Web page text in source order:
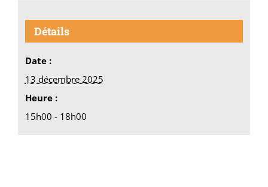
Détails
Date :
13 décembre 2025
Heure :
15h00 - 18h00